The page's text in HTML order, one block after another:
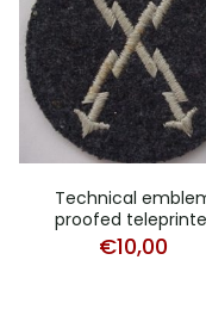
Technical
proofed
€10,00